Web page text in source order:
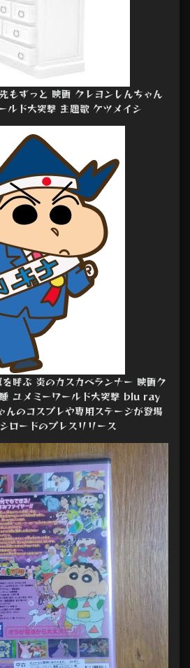
もずっと 映画 クレヨンしんちゃん
ルド大突撃 主題歌 ケツメイシ
呼ぶ 炎のカスカベランナー 映画ク
ユメミーワールド大突撃 blu ray
のコスプレや専用ステージが登場
ロードのプレスリリース